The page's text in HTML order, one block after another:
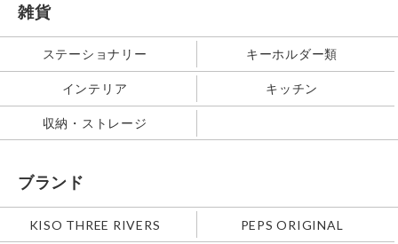
雑貨
ステーショナリー キーホルダー類
インテリア キッチン
収納・ストレージ
ブランド
KISO THREE RIVERS PEPS ORIGINAL